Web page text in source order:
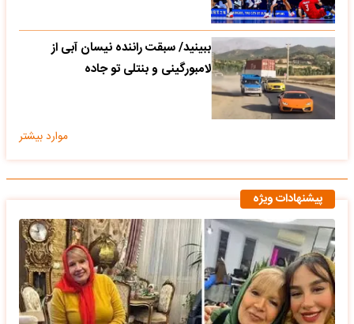
ببینید/ سبقت راننده نیسان آبی از
لامبورگینی و بنتلی تو جاده
موارد بیشتر
پیشنهادات ویژه